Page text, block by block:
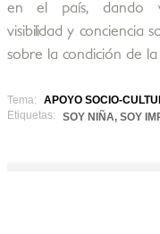
en el país, dando
visibilidad y conciencia
sobre la condición de
Tema:
APOYO SOCIO-
Etiquetas:
SOY NIÑA, SOY